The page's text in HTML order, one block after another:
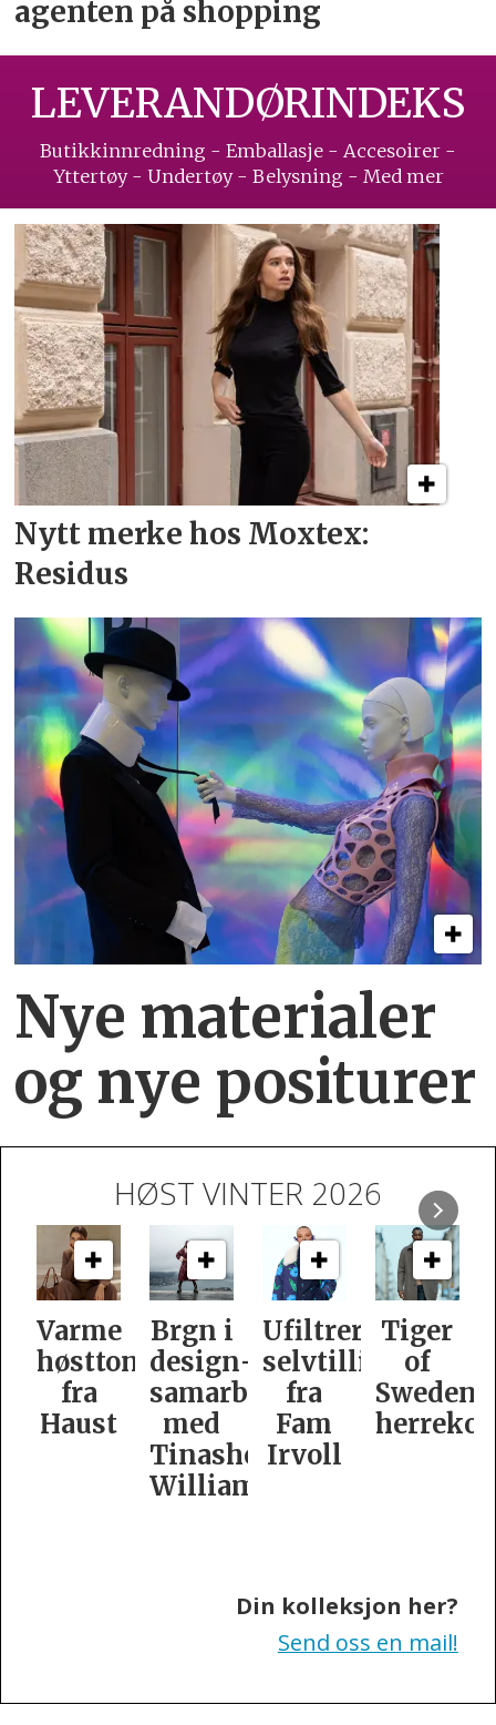
agenten på shopping
LEVERANDØRINDEKS
Butikkinnredning - Emballasje - Accesoirer -
Yttertøy - Undertøy - Belysning - Med mer
Nytt merke hos Moxtex:
Residus
Nye materialer
og nye positurer
HØST VINTER 2026
Brgn i
design­
samarbeid
med
Williamson
Ufiltrert
selvtillit
fra
Fam
Irvoll
Tiger
of
Swedens
herrekolleksjon
Slik
er
dame­
Din kolleksjon her?
Send oss en mail!